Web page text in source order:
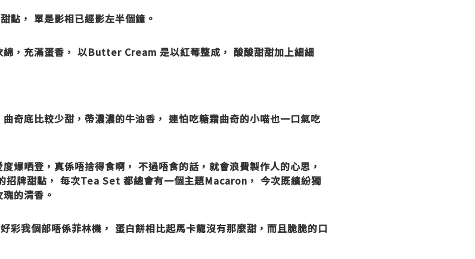
點， 單是影相已經影左半個鐘。
，充滿蛋香， 以Butter Cream 是以紅莓整成， 酸酸甜甜加上細細
奇底比較少甜，帶濃濃的牛油香， 連怕吃糖霜曲奇的小喵也一口氣吃
爆哂登，真係唔捨得食啊， 不過唔食的話，就會浪費製作人的心思，
牌甜點， 每次Tea Set 都總會有一個主題Macaron， 今次既繽紛獨
的清香。
彩我個部唔係菲林機， 蛋白餅相比起馬卡龍沒有那麼甜，而且脆脆的口